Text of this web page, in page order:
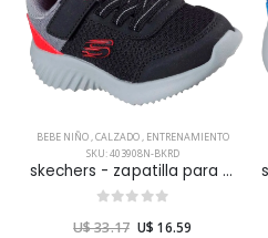
BEBE NIÑO,CALZADO, ENTRENAMIENTO
SKU: 403908N-BKRD
skechers - zapatilla para entramiento bounder bounder para bebe niño
U$ 33.17 U$ 16.59